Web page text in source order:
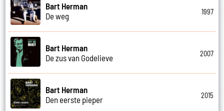
Bart Herman
De weg
1997
Bart Herman
De zus van Godelieve
2007
Bart Herman
Den eerste pieper
2015